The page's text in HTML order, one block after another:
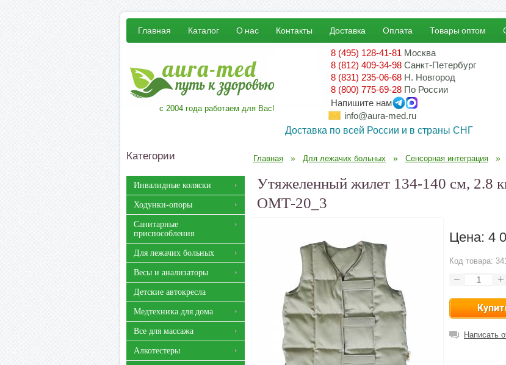
Главная Каталог О нас Контакты Доставка Оплата Товары оптом
с 2004 года работаем для Вас!
8 (495) 128-41-81 Москва
8 (812) 409-34-98 Санкт-Петербург
8 (831) 235-06-68 Н. Новгород
8 (800) 775-69-28 По России
Напишите нам
info@aura-med.ru
Доставка по всей России и в страны СНГ
Категории
Инвалидные коляски
Ходунки-опоры
Санитарные
приспособления
Для лежачих больных
Весы и анализаторы
Детские автокресла
Медтехника для дома
Все для массажа
Алкотестеры
Главная » Для лежачих больных » Сенсорная интеграция »
Утяжеленный жилет 134-140 см, 2.8
ОМТ-20_3
Цена: 4
Код товара:
Написать